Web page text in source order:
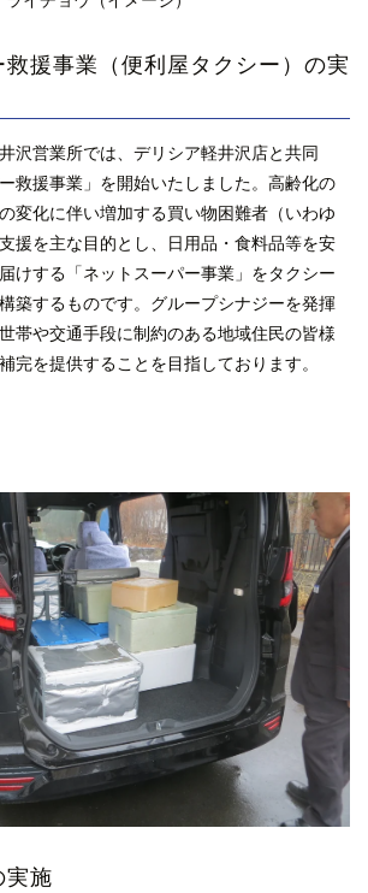
援事業（便利屋タクシー）の実
沢営業所では、デリシア軽井沢店と共同
救援事業」を開始いたしました。高齢化の
変化に伴い増加する買い物困難者（いわゆ
援を主な目的とし、日用品・食料品等を安
けする「ネットスーパー事業」をタクシー
築するものです。グループシナジーを発揮
帯や交通手段に制約のある地域住民の皆様
完を提供することを目指しております。
実施